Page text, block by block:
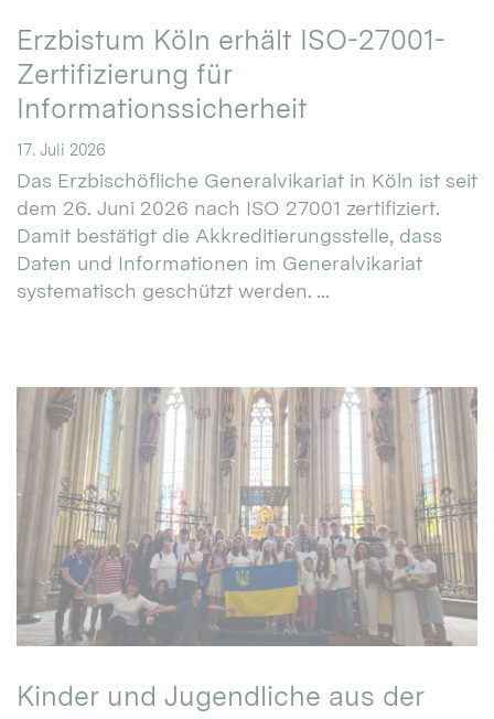
Erzbistum Köln erhält ISO-27001-
Zertifizierung für
Informationssicherheit
17. Juli 2026
Das Erzbischöfliche Generalvikariat in Köln ist seit
dem 26. Juni 2026 nach ISO 27001 zertifiziert.
Damit bestätigt die Akkreditierungsstelle, dass
Daten und Informationen im Generalvikariat
systematisch geschützt werden. ...
Kinder und Jugendliche aus der